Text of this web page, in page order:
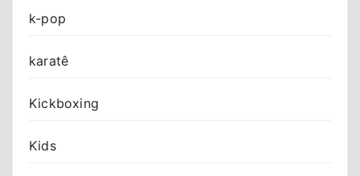
k-pop
karatê
Kickboxing
Kids